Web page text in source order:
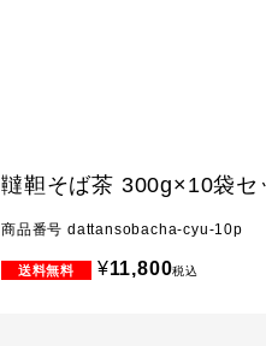
韃靼そば茶 300g×10袋セ
商品番号 dattansobacha-cyu-10p
¥11,800税込